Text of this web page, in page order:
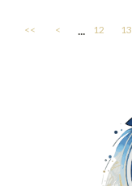
<< < ... 12 13